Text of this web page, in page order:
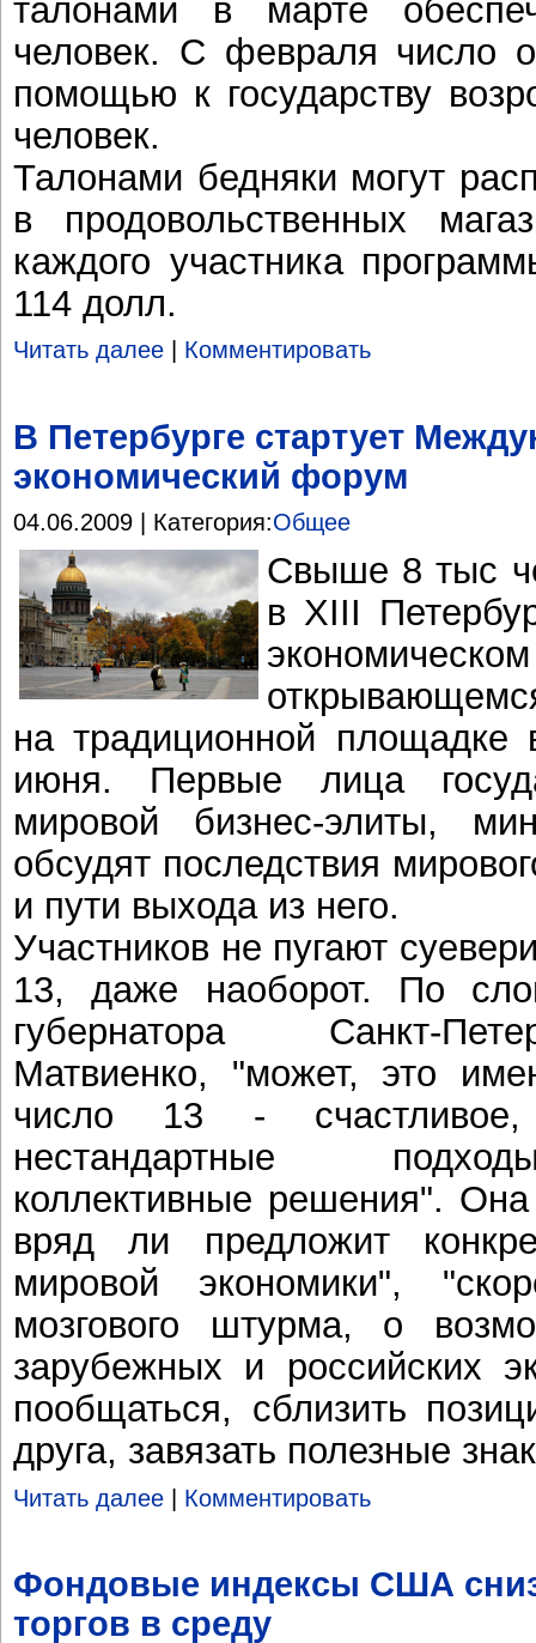
талонами в марте
человек. С февраля число
помощью к государству
человек.
Талонами бедняки могут
в продовольственных
каждого участника
114 долл.
Читать далее Комментировать
В Петербурге стартует
экономический форум
04.06.2009 | Категория:Общее
Свыше 8 тыс
в XIII
на традиционной
июня. Первые лица
мировой бизнес-элиты,
обсудят последствия
и пути выхода из него.
Участников не пугают
13, даже наоборот. По
губернатора Санкт-
Матвиенко, "может, это
число 13 - счастливое,
нестандартные
коллективные решения".
вряд ли предложит
мировой экономики",
мозгового штурма, о
зарубежных и российских
пообщаться, сблизить
друга, завязать полезные
Читать далее Комментировать
Фондовые индексы США
торгов в среду